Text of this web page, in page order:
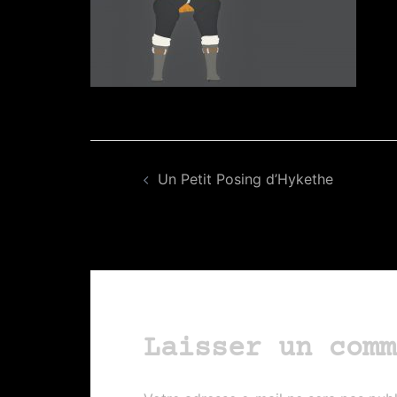
d’article
Un Petit Posing d’Hykethe
Laisser un